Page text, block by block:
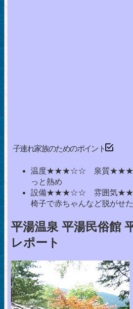
子連れ家族のためのポイント
温度★★★☆☆ 泉質
っと熱め
設備★★★☆☆ 雰囲気
椅子で赤ちゃんなど脱がせ
平湯温泉 平湯民俗館
レポート